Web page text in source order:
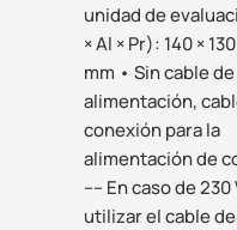
unidad de
× Al × Pr): 140 ×
mm • Sin cable de
alimentación,
conexión para la
alimentación de
–– En caso de 230
utilizar el cable de